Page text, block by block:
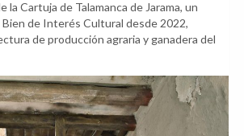
la Cartuja de Talamanca de Jarama, un
de Interés Cultural desde 2022,
de producción agraria y ganadera del